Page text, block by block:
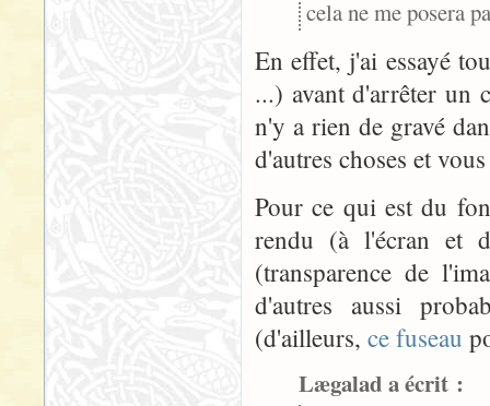
cela ne me posera
En effet, j'ai essayé
...) avant d'arrêter un
n'y a rien de gravé
d'autres choses et
Pour ce qui est du
rendu (à l'écran et
(transparence de
d'autres aussi
(d'ailleurs, ce fuseau
Lægalad a écrit :